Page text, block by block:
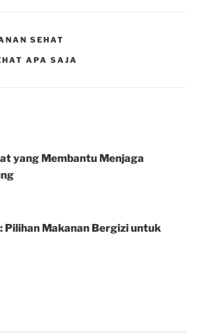
SEHAT
APA SAJA
yang Membantu Menjaga
Pilihan Makanan Bergizi untuk